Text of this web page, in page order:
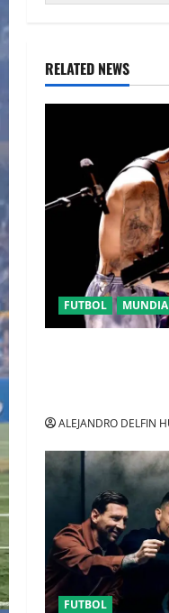
RELATED NEWS
FUTBOL
ALEJANDRO DELFIN
FUTBOL